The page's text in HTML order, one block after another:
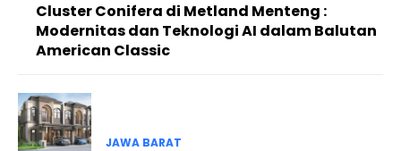
Cluster Conifera di Metland Menteng :
Modernitas dan Teknologi AI dalam Balutan
American Classic
JAWA BARAT